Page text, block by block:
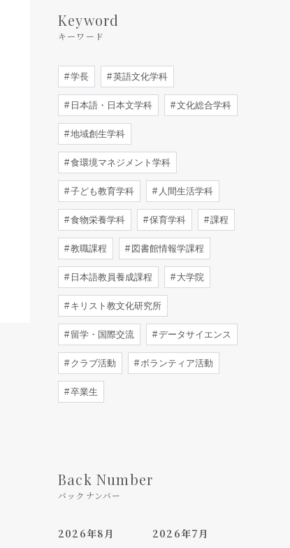
Keyword
キーワード
学長 英語文化学科
日本語・日本文学科 文化総合学科
地域創生学科
食環境マネジメント学科
子ども教育学科 人間生活学科
食物栄養学科 保育学科 課程
教職課程 図書館情報学課程
日本語教員養成課程 大学院
キリスト教文化研究所
留学・国際交流 データサイエンス
クラブ活動 ボランティア活動
卒業生
Back Number
バックナンバー
2026年8月
2026年7月